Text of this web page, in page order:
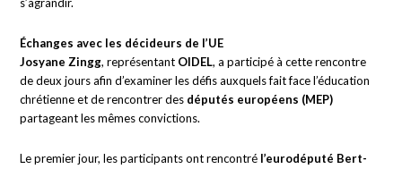
s’agrandir.
Échanges avec les décideurs de l’UE
Josyane Zingg, représentant OIDEL, a participé à cette rencontre
de deux jours afin d’examiner les défis auxquels fait face l’éducation
chrétienne et de rencontrer des députés européens (MEP)
partageant les mêmes convictions.
Le premier jour, les participants ont rencontré l’eurodéputé Bert-